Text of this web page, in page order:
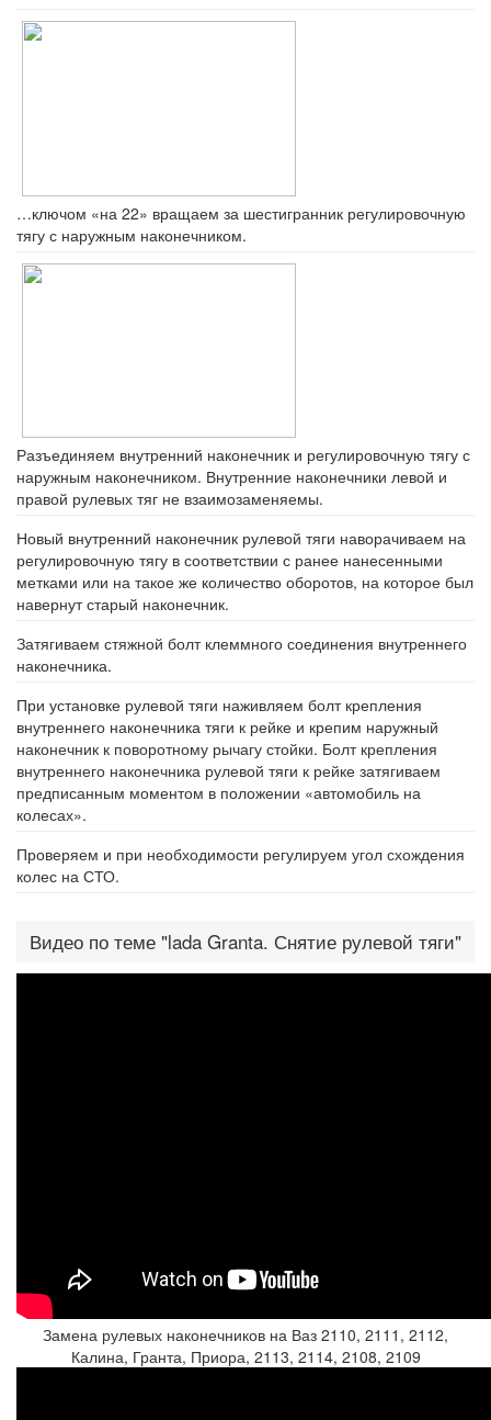
…ключом «на 22» вращаем за шестигранник регулировочную
тягу с наружным наконечником.
Разъединяем внутренний наконечник и регулировочную тягу с
наружным наконечником. Внутренние наконечники левой и
правой рулевых тяг не взаимозаменяемы.
Новый внутренний наконечник рулевой тяги наворачиваем на
регулировочную тягу в соответствии с ранее нанесенными
метками или на такое же количество оборотов, на которое был
навернут старый наконечник.
Затягиваем стяжной болт клеммного соединения внутреннего
наконечника.
При установке рулевой тяги наживляем болт крепления
внутреннего наконечника тяги к рейке и крепим наружный
наконечник к поворотному рычагу стойки. Болт крепления
внутреннего наконечника рулевой тяги к рейке затягиваем
предписанным моментом в положении «автомобиль на
колесах».
Проверяем и при необходимости регулируем угол схождения
колес на СТО.
Видео по теме "lada Granta. Снятие рулевой тяги"
Замена рулевых наконечников на Ваз 2110, 2111, 2112,
Калина, Гранта, Приора, 2113, 2114, 2108, 2109